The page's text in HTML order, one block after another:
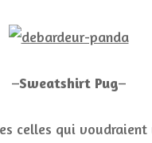
–Sweatshirt Pug–
celles qui voudraient